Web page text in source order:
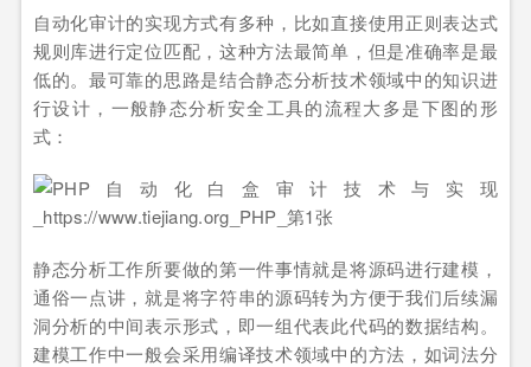
自动化审计的实现方式有多种，比如直接使用正则表达式
规则库进行定位匹配，这种方法最简单，但是准确率是最
低的。最可靠的思路是结合静态分析技术领域中的知识进
行设计，一般静态分析安全工具的流程大多是下图的形
式：
静态分析工作所要做的第一件事情就是将源码进行建模，
通俗一点讲，就是将字符串的源码转为方便于我们后续漏
洞分析的中间表示形式，即一组代表此代码的数据结构。
建模工作中一般会采用编译技术领域中的方法，如词法分